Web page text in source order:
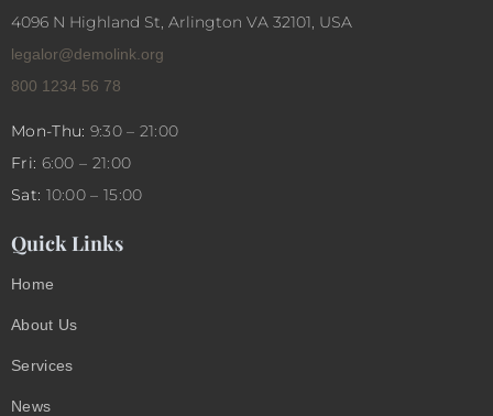
4096 N Highland St, Arlington VA 32101, USA
legalor@demolink.org
800 1234 56 78
Mon-Thu: 9:30 – 21:00
Fri: 6:00 – 21:00
Sat: 10:00 – 15:00
Quick Links
Home
About Us
Services
News